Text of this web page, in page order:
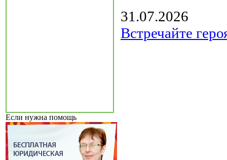
Если нужна помощь
31.07.2026
Встречайте